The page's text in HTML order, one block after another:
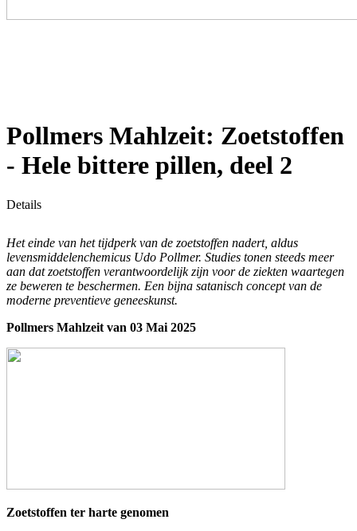
Pollmers Mahlzeit: Zoetstoffen
- Hele bittere pillen, deel 2
Details
Het einde van het tijdperk van de zoetstoffen nadert, aldus
levensmiddelenchemicus Udo Pollmer. Studies tonen steeds meer
aan dat zoetstoffen verantwoordelijk zijn voor de ziekten waartegen
ze beweren te beschermen. Een bijna satanisch concept van de
moderne preventieve geneeskunst.
Pollmers Mahlzeit van 03 Mai 2025
Zoetstoffen ter harte genomen